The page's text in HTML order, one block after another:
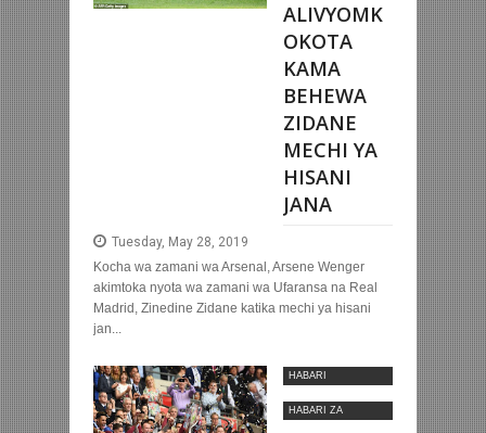
ALIVYOMK
OKOTA
KAMA
BEHEWA
ZIDANE
MECHI YA
HISANI
JANA
Tuesday, May 28, 2019
Kocha wa zamani wa Arsenal, Arsene Wenger
akimtoka nyota wa zamani wa Ufaransa na Real
Madrid, Zinedine Zidane katika mechi ya hisani
jan...
HABARI
HABARI ZA